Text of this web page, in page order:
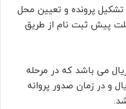
تشکیل پرونده و تعیین محل
پیش ثبت نام از طریق
می باشد که در مرحله
و در زمان صدور پروانه